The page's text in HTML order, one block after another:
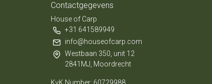
Contactgegevens
House of Carp
+31 641589949
info@houseofcarp.com
Westbaan 350, unit 12
2841MJ, Moordrecht